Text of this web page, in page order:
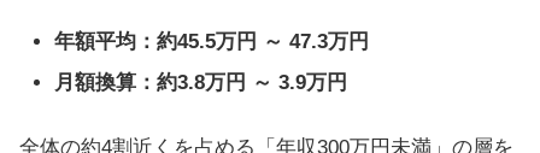
年額平均：約45.5万円 ～ 47.3万円
月額換算：約3.8万円 ～ 3.9万円
全体の約4割近くを占める「年収300万円未満」の層を